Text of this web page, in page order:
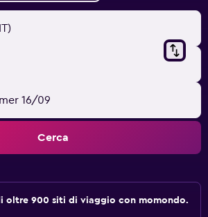
mer 16/09
Cerca
oltre 900 siti di viaggio con momondo.